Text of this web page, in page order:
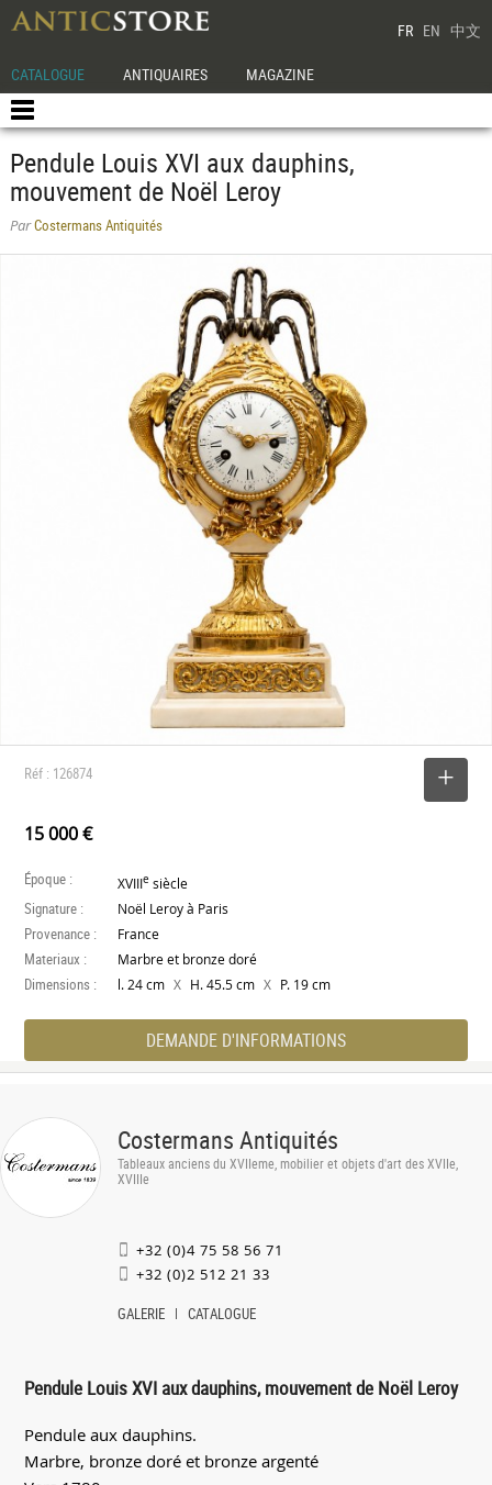
FR EN 中文
CATALOGUE ANTIQUAIRES MAGAZINE
Pendule Louis XVI aux dauphins,
mouvement de Noël Leroy
ParCostermans Antiquités
Réf : 126874
15 000 €
Époque : XVIIIe siècle
Signature : Noël Leroy à Paris
Provenance : France
Materiaux : Marbre et bronze doré
Dimensions : l. 24 cm X H. 45.5 cm X P. 19 cm
DEMANDE D'INFORMATIONS
Costermans Antiquités
Tableaux anciens du XVIIeme, mobilier et objets d'art des XVIIe,
XVIIIe
+32 (0)4 75 58 56 71
+32 (0)2 512 21 33
GALERIE CATALOGUE
Pendule Louis XVI aux dauphins, mouvement de Noël Leroy
Pendule aux dauphins.
Marbre, bronze doré et bronze argenté